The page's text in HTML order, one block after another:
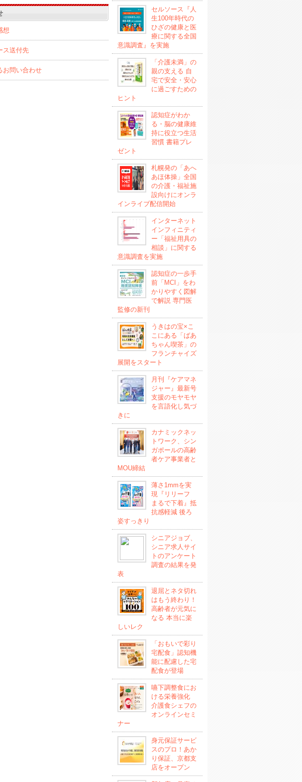
想
ス送付先
お問い合わせ
セルソース『人
生100年時代の
ひざの健康と医
療に関する全国
意識調査』を実施
「介護未満」の
親の支える 自
宅で安全・安心
に過ごすための
ヒント
認知症がわか
る・脳の健康維
持に役立つ生活
習慣 書籍プレ
ゼント
札幌発の「あへ
あほ体操」全国
の介護・福祉施
設向けにオンラ
インライブ配信開始
インターネット
インフィニティ
ー「福祉用具の
相談」に関する
意識調査を実施
認知症の一歩手
前「MCI」をわ
かりやすく図解
で解説 専門医
監修の新刊
うきはの宝×こ
こにある「ばあ
ちゃん喫茶」の
フランチャイズ
展開をスタート
月刊『ケアマネ
ジャー』最新号
支援のモヤモヤ
を言語化し気づ
きに
カナミックネッ
トワーク、シン
ガポールの高齢
者ケア事業者と
MOU締結
薄さ1mmを実
現『リリーフ
まるで下着』抵
抗感軽減 後ろ
姿すっきり
シニアジョブ、
シニア求人サイ
トのアンケート
調査の結果を発
表
退屈とネタ切れ
はもう終わり！
高齢者が元気に
なる 本当に楽
しいレク
「おもいで彩り
宅配食」認知機
能に配慮した宅
配食が登場
嚥下調整食にお
ける栄養強化
介護食シェフの
オンラインセミ
ナー
身元保証サービ
スのプロ！あか
り保証、京都支
店をオープン